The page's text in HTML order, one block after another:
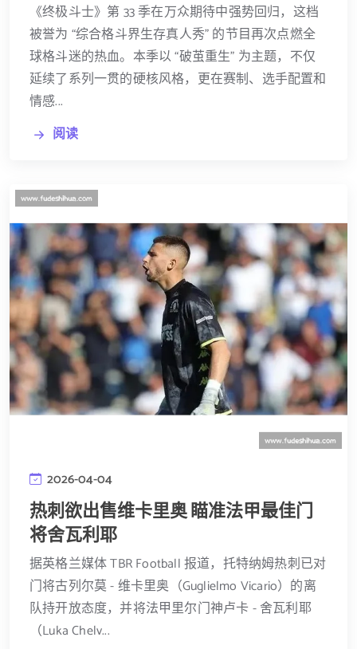
《终极斗士》第 33 季在万众期待中强势回归，这档
被誉为 “综合格斗界生存真人秀” 的节目再次点燃全
球格斗迷的热血。本季以 “破茧重生” 为主题，不仅
延续了系列一贯的硬核风格，更在赛制、选手配置和
情感...
阅读
2026-04-04
热刺欲出售维卡里奥 瞄准法甲最佳门
将舍瓦利耶
据英格兰媒体 TBR Football 报道，托特纳姆热刺已对
门将古列尔莫 - 维卡里奥（Guglielmo Vicario）的离
队持开放态度，并将法甲里尔门神卢卡 - 舍瓦利耶
（Luka Chelv...